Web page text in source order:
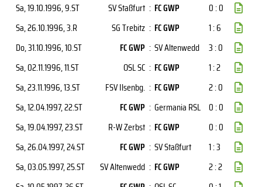
Sa, 19.10.1996, 9.ST SV Staßfurt : FC GWP
0 : 0
Sa, 26.10.1996, 3.R SG Trebitz : FC GWP
1 : 6
Do, 31.10.1996, 10.ST FC GWP : SV Altenwedd
3 : 0
Sa, 02.11.1996, 11.ST OSL SC : FC GWP
1 : 2
Sa, 23.11.1996, 13.ST FSV Ilsenbg. : FC GWP
2 : 0
Sa, 12.04.1997, 22.ST FC GWP : Germania RSL 0 : 0
Sa, 19.04.1997, 23.ST R-W Zerbst : FC GWP
0 : 0
Sa, 26.04.1997, 24.ST FC GWP : SV Staßfurt
1 : 3
Sa, 03.05.1997, 25.ST SV Altenwedd : FC GWP
2 : 2